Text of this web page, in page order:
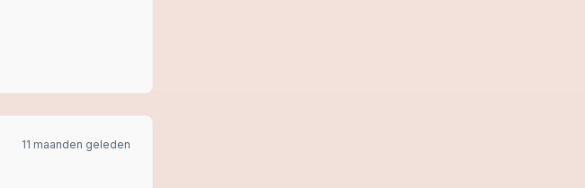
11 maanden geleden